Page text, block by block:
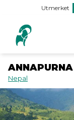
Utmerket
Nepal